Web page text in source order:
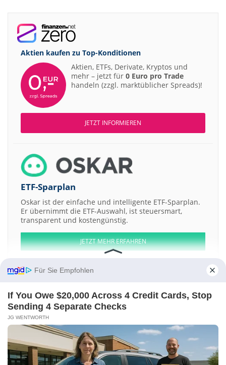
Aktien kaufen zu Top-Konditionen
Aktien, ETFs, Derivate, Kryptos und
mehr – jetzt für 0 Euro pro Trade
handeln (zzgl. marktüblicher Spreads)!
JETZT INFORMIEREN
ETF-Sparplan
Oskar ist der einfache und intelligente ETF-Sparplan.
Er übernimmt die ETF-Auswahl, ist steuersmart,
transparent und kostengünstig.
JETZT MEHR ERFAHREN
Aktien ATX DAX EuroStoxx 50 Dow Jones NASDAQ 100 Nikkei 225
S&P 500
Invest Green Acquisition a Mineral Hill Industries
Saluda Medical
Lion Group
Adheris Health
Kontakt-Impressum- Werbung Barrierefreiheit
Für Sie Empfohlen
If You Owe $20,000 Across 4 Credit Cards, Stop
Sending 4 Separate Checks
JG WENTWORTH